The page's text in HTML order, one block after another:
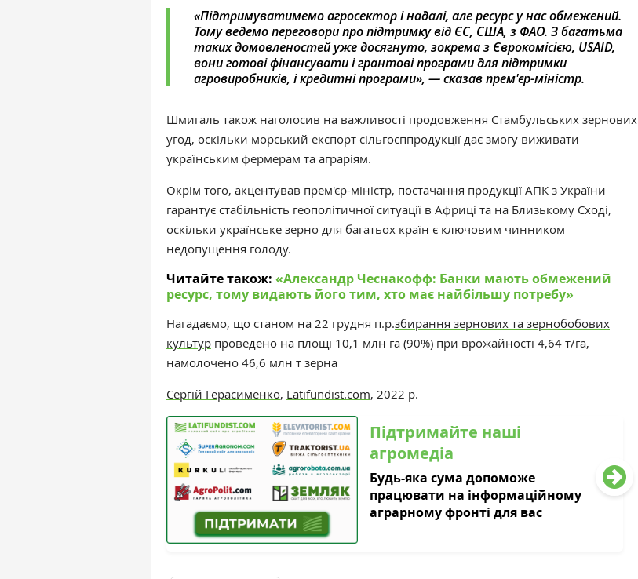
«‎Підтримуватимемо агросектор і надалі, але ресурс у нас обмежений.
Тому ведемо переговори про підтримку від ЄС, США, з ФАО. З багатьма
таких домовленостей уже досягнуто, зокрема з Єврокомісією, USAID,
вони готові фінансувати і грантові програми для підтримки
агровиробників, і кредитні програми»‎, — сказав прем'єр-міністр.
Шмигаль також наголосив на важливості продовження Стамбульських зернових
угод, оскільки морський експорт сільгосппродукції дає змогу виживати
українським фермерам та аграріям.
Окрім того, акцентував прем'єр-міністр, постачання продукції АПК з України
гарантує стабільність геополітичної ситуації в Африці та на Близькому Сході,
оскільки українське зерно для багатьох країн є ключовим чинником
недопущення голоду.
Читайте також: «‎Александр Чеснакофф: Банки мають обмежений
ресурс, тому видають його тим, хто має найбільшу потребу»
Нагадаємо, що станом на 22 грудня п.р.збирання зернових та зернобобових
культур проведено на площі 10,1 млн га (90%) при врожайності 4,64 т/га,
намолочено 46,6 млн т зерна
Сергій Герасименко, Latifundist.com, 2022 р.
Підтримайте наші
агромедіа
Будь-яка сума допоможе
працювати на інформаційному
аграрному фронті для вас